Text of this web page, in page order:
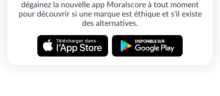
dégainez la nouvelle app Moralscore à tout moment
pour découvrir si une marque est éthique et s'il existe
des alternatives.